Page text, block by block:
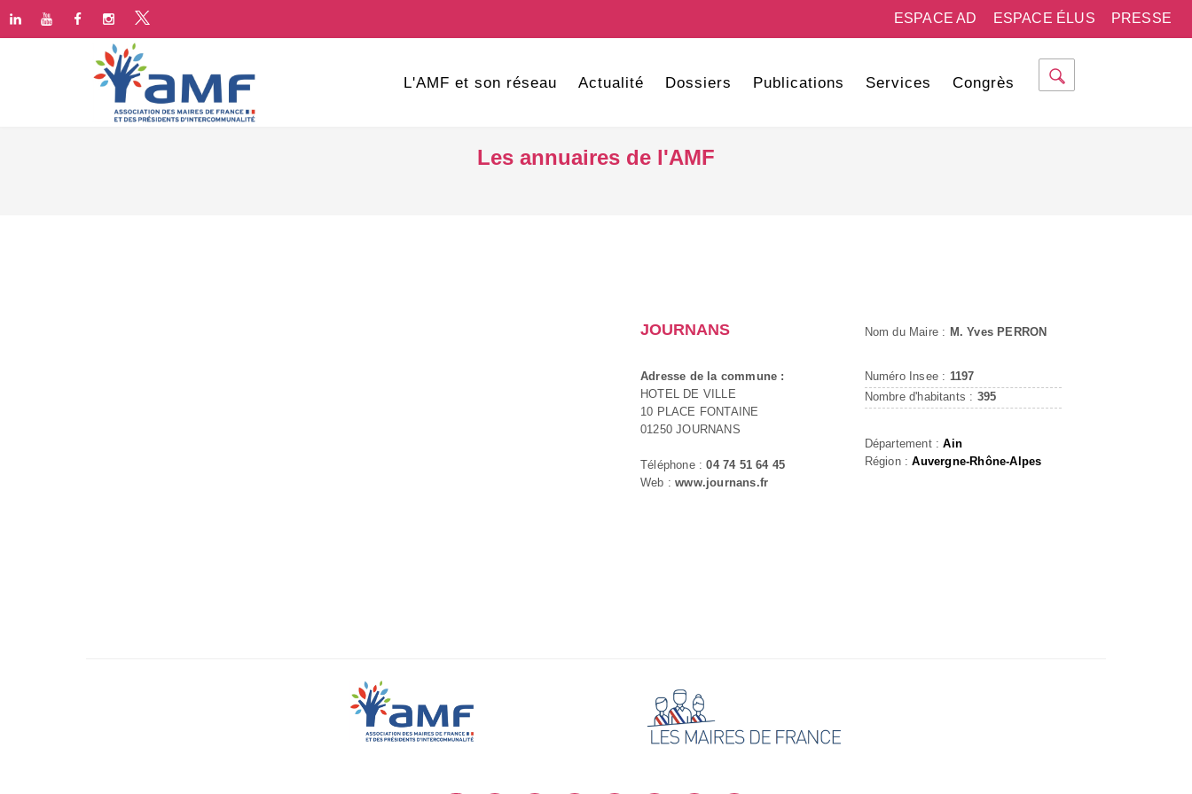
PRESSE
ESPACE ÉLUS
ESPACE AD
L'AMF et son réseau Actualité Dossiers Publications Services Congrès
Les annuaires de l'AMF
JOURNANS
Adresse de la commune :
HOTEL DE VILLE
10 PLACE FONTAINE
01250 JOURNANS
Téléphone :04 74 51 64 45
Web :www.journans.fr
Nom du Maire : M. Yves PERRON
Numéro Insee : 1197
Nombre d'habitants : 395
Département :Ain
Région :Auvergne-Rhône-Alpes